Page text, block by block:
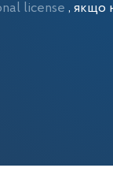
license , якщо